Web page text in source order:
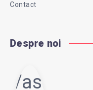
Contact
Despre noi
Vasi